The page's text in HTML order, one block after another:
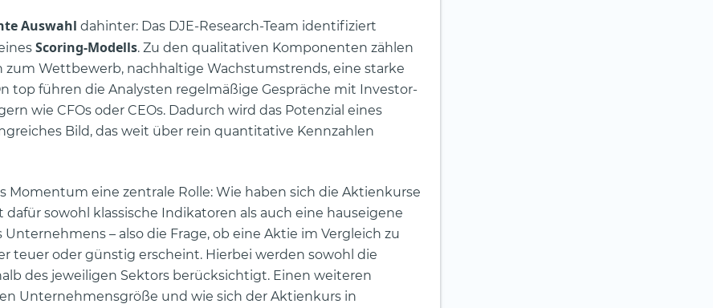
Auswahl dahinter: Das DJE-Research-Team identifiziert
Scoring-Modells. Zu den qualitativen Komponenten zählen
Wettbewerb, nachhaltige Wachstumstrends, eine starke
top führen die Analysten regelmäßige Gespräche mit Investor-
wie CFOs oder CEOs. Dadurch wird das Potenzial eines
Bild, das weit über rein quantitative Kennzahlen
eine zentrale Rolle: Wie haben sich die Aktienkurse
sowohl klassische Indikatoren als auch eine hauseigene
– also die Frage, ob eine Aktie im Vergleich zu
teuer oder günstig erscheint. Hierbei werden sowohl die
des jeweiligen Sektors berücksichtigt. Einen weiteren
Unternehmensgröße und wie sich der Aktienkurs in